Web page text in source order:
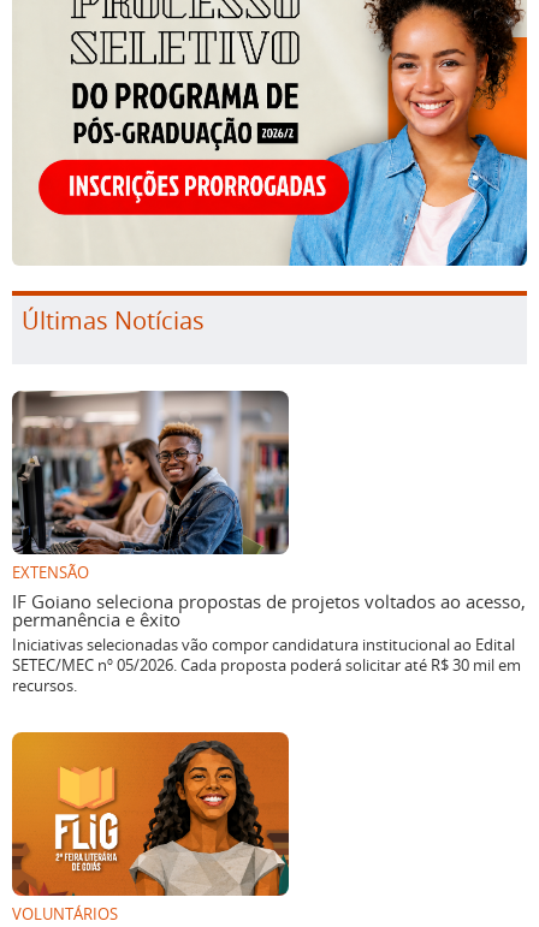
Últimas Notícias
EXTENSÃO
IF Goiano seleciona propostas de projetos voltados ao acesso,
permanência e êxito
Iniciativas selecionadas vão compor candidatura institucional ao Edital
SETEC/MEC nº 05/2026. Cada proposta poderá solicitar até R$ 30 mil em
recursos.
VOLUNTÁRIOS